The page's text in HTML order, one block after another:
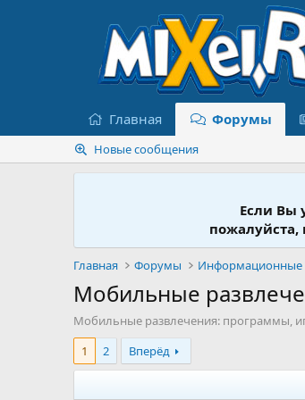
Главная Форумы
Новые сообщения
Если Вы
пожалуйста,
Главная Форумы
Мобильные
Мобильные развлечения: программы,
1
2 Вперёд